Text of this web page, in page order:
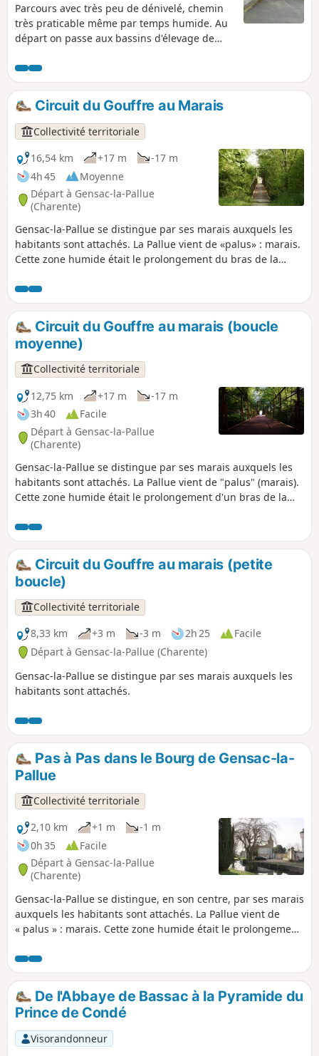
Parcours avec très peu de dénivelé, chemin
très praticable même par temps humide. Au
départ on passe aux bassins d'élevage de
viticoles.
Circuit du Gouffre au Marais
Collectivité territoriale
16,54 km
+17 m
-17 m
4h 45
Moyenne
Départ à Gensac-la-Pallue
(Charente)
Gensac-la-Pallue se distingue par ses marais auxquels les
habitants sont attachés. La Pallue vient de «palus» : marais.
Cette zone humide était le prolongement du bras de la
devint commune indépendante à la Révolution. Les deux
communes de Gensac et de La Pallue furent réunies en
1857, à l'exception des villages de Roissac.
Circuit du Gouffre au marais (boucle
moyenne)
Collectivité territoriale
12,75 km
+17 m
-17 m
3h 40
Facile
Départ à Gensac-la-Pallue
(Charente)
Gensac-la-Pallue se distingue par ses marais auxquels les
habitants sont attachés. La Pallue vient de "palus" (marais).
Cette zone humide était le prolongement d'un bras de la
devint commune indépendante à la Révolution. Les deux
communes de Gensac et de La Pallue furent réunies en
1857, à l'exception des villages de Roissac.
Circuit du Gouffre au marais (petite
boucle)
Collectivité territoriale
8,33 km
+3 m -3 m 2h 25
Facile
Départ à Gensac-la-Pallue (Charente)
Gensac-la-Pallue se distingue par ses marais auxquels les
habitants sont attachés.
Pas à Pas dans le Bourg de Gensac-la-
Pallue
Collectivité territoriale
2,10 km
+1 m
-1 m
0h 35
Facile
Départ à Gensac-la-Pallue
(Charente)
Gensac-la-Pallue se distingue, en son centre, par ses marais
auxquels les habitants sont attachés. La Pallue vient de
« palus » : marais. Cette zone humide était le prolongement
autrefois, les Gensacais tiraient profit de la rouche (roseaux
qui poussent dans le marais), elle n’est aujourd’hui que
prétexte à commémorer l’histoire locale.
De l'Abbaye de Bassac à la Pyramide du
Prince de Condé
Visorandonneur